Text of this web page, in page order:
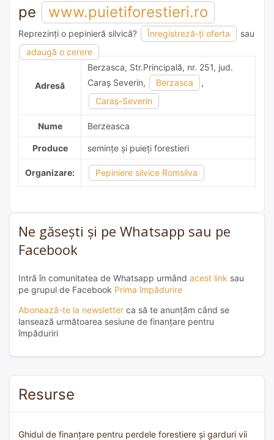
pe
www.puietiforestieri.ro
Reprezinți o pepinieră silvică? Înregistreză-ți oferta
sau
adaugă o cerere
adaugă o recomandare
Adresă
Berzasca, Str.Principală, nr. 251, jud.
Caraş Severin,
Berzasca
,
Caraş-Severin
Nume Berzeasca
Produce semințe și puieți forestieri
Organizare: Pepiniere silvice Romsilva
Ne găsești și pe Whatsapp sau pe
Facebook
Intră în comunitatea de Whatsapp urmând acest link sau
pe grupul de Facebook Prima împădurire
Abonează-te la newsletter ca să te anunțăm când se
lansează următoarea sesiune de finanțare pentru
împăduriri
Resurse
Ghidul de finanțare pentru perdele forestiere și garduri vii